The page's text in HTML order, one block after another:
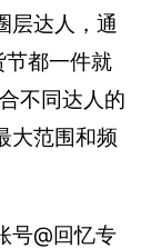
层达人，通
节都一件就
不同达人的
大范围和频
号@回忆专